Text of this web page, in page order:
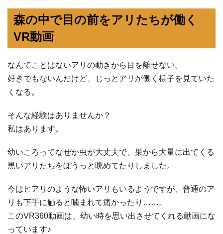
森の中で目の前をアリたちが働く
VR動画
なんてことはないアリの動きから目を離せない。
好きでもないんだけど、じっとアリが働く様子を見ていた
くなる。
そんな経験はありませんか？
私はあります。
幼いころってなぜか虫が大丈夫で、巣から大量に出てくる
黒いアリたちをぼうっと眺めてたりしました。
今はヒアリのような怖いアリもいるようですが、普通のア
リも下手に触ると噛まれて痛かったり……。
このVR360動画は、幼い時を思い出させてくれる動画にな
っています♪